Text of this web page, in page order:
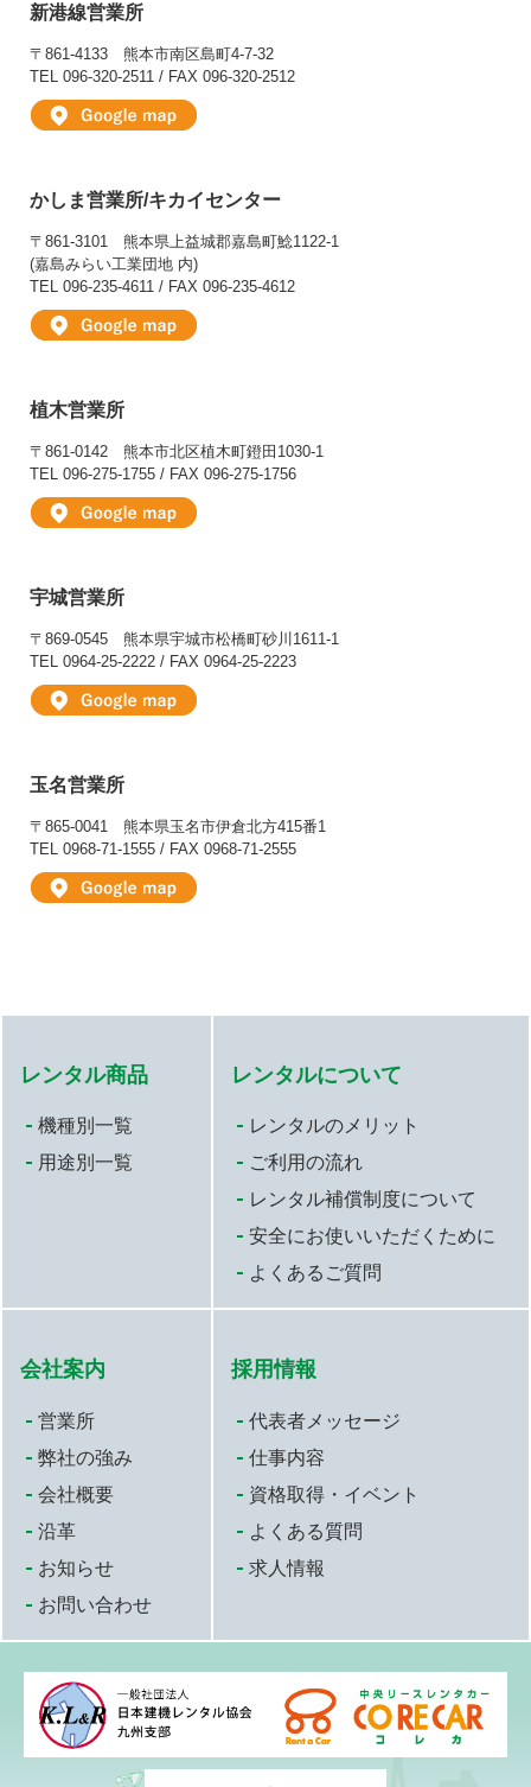
新港線営業所
〒861-4133 熊本市南区島町4-7-32
TEL 096-320-2511 / FAX 096-320-2512
かしま営業所/キカイセンター
〒861-3101 熊本県上益城郡嘉島町鯰1122-1
(嘉島みらい工業団地 内)
TEL 096-235-4611 / FAX 096-235-4612
植木営業所
〒861-0142 熊本市北区植木町鐙田1030-1
TEL 096-275-1755 / FAX 096-275-1756
宇城営業所
〒869-0545 熊本県宇城市松橋町砂川1611-1
TEL 0964-25-2222 / FAX 0964-25-2223
玉名営業所
〒865-0041 熊本県玉名市伊倉北方415番1
TEL 0968-71-1555 / FAX 0968-71-2555
レンタル商品
機種別一覧
用途別一覧
レンタルについて
レンタルのメリット
ご利用の流れ
レンタル補償制度について
安全にお使いいただくために
よくあるご質問
会社案内
営業所
弊社の強み
会社概要
沿革
お知らせ
お問い合わせ
採用情報
代表者メッセージ
仕事内容
資格取得・イベント
よくある質問
求人情報